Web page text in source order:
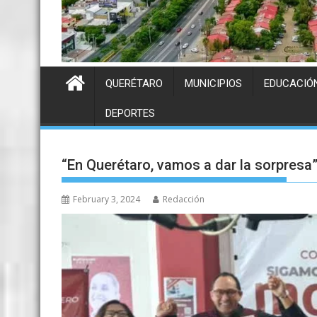
QUERÉTARO MUNICIPIOS
DEPORTES
“En Querétaro, vamos a dar la
February 3, 2024 Redacción